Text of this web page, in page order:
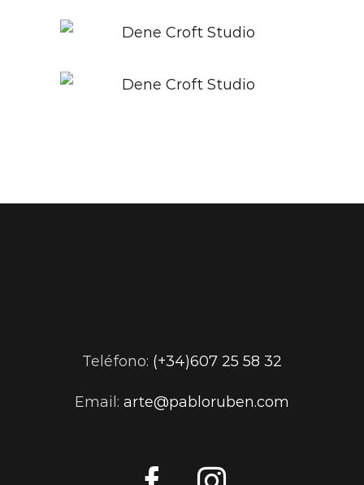
Teléfono: (+34)607 25 58 32
Email: arte@pabloruben.com